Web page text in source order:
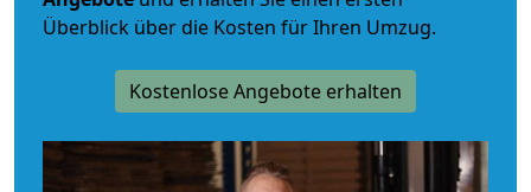
Überblick über die Kosten für Ihren Umzug.
Kostenlose Angebote erhalten